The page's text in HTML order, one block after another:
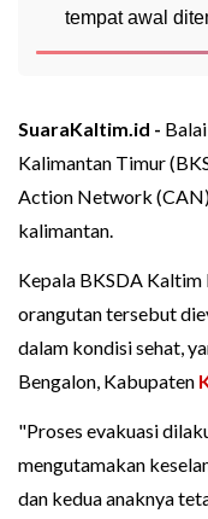
tempat awal
SuaraKaltim.id -
Kalimantan Timur
Action Network
kalimantan.
Kepala BKSDA
orangutan tersebut
dalam kondisi sehat,
Bengalon, Kabupaten
"Proses evakuasi
mengutamakan
dan kedua anaknya